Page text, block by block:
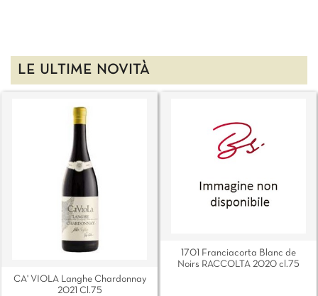
LE ULTIME NOVITÀ
CA' VIOLA Langhe Chardonnay
2021 Cl.75
1701 Franciacorta Blanc de
Noirs RACCOLTA 2020 cl.75